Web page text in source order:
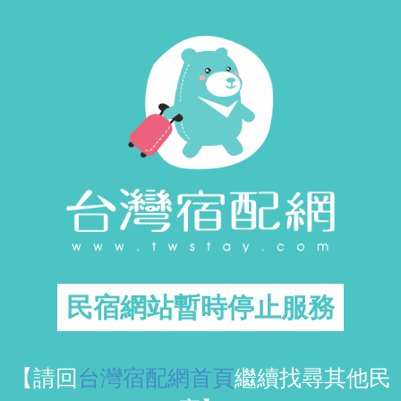
民宿網站暫時停止服務
【請回台灣宿配網首頁繼續找尋其他民